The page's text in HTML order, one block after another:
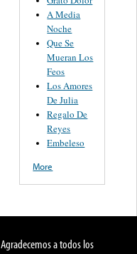
A Media
Noche
Que Se
Mueran Los
Feos
Los Amores
De Julia
Regalo De
Reyes
Embeleso
More
Agradecemos a todos los